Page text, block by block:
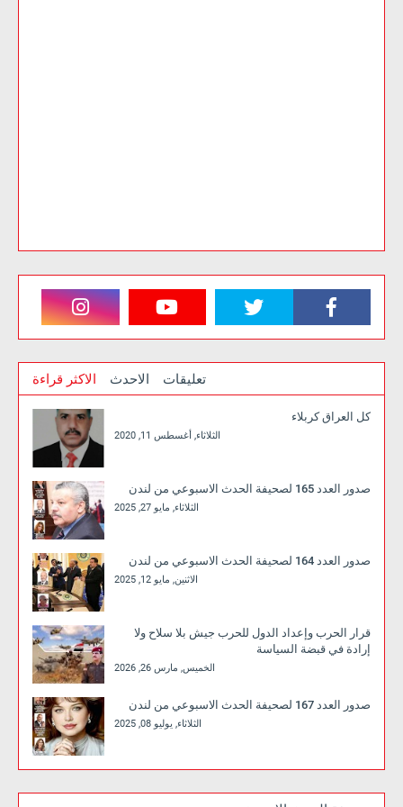
الاكثر قراءة الاحدث تعليقات
كل العراق كربلاء
الثلاثاء, أغسطس 11, 2020
صدور العدد 165 لصحيفة الحدث الاسبوعي من لندن
الثلاثاء, مايو 27, 2025
صدور العدد 164 لصحيفة الحدث الاسبوعي من لندن
الاثنين, مايو 12, 2025
قرار الحرب وإعداد الدول للحرب جيش بلا سلاح ولا
إرادة في قبضة السياسة
الخميس, مارس 26, 2026
صدور العدد 167 لصحيفة الحدث الاسبوعي من لندن
الثلاثاء, يوليو 08, 2025